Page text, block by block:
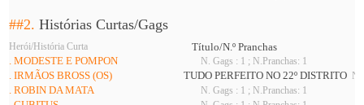
##2.Histórias Curtas/Gags
Herói/História Curta
Título/N.º Pranchas
. MODESTE E POMPON
N. Gags : 1 ; N.Pranchas: 1
. IRMÃOS BROSS (OS) TUDO PERFEITO NO 22º DISTRITO N.
. ROBIN DA MATA N. Gags : 1 ; N.Pranchas: 1